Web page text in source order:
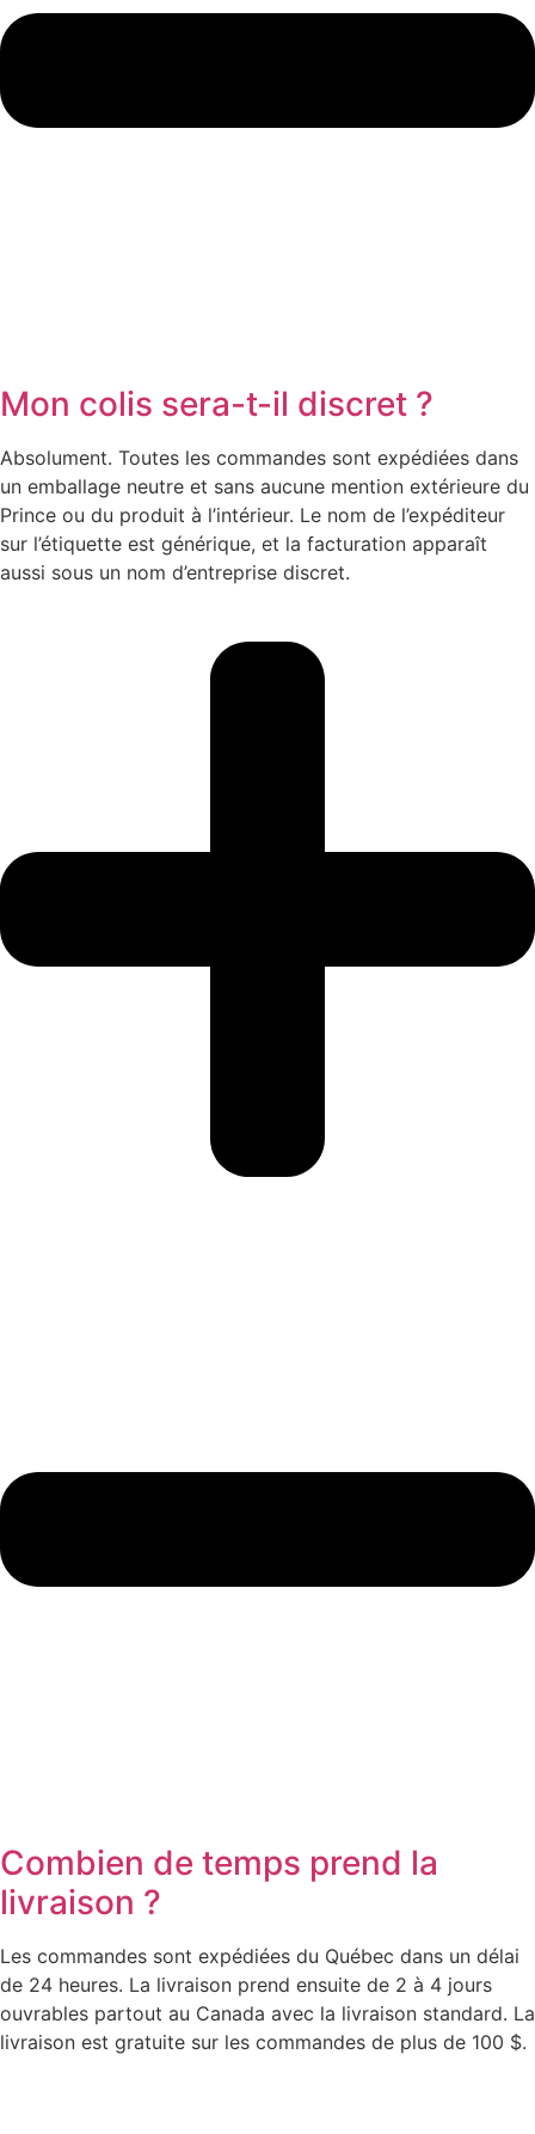
Mon colis sera-t-il discret ?
Absolument. Toutes les commandes sont expédiées dans
un emballage neutre et sans aucune mention extérieure du
Prince ou du produit à l’intérieur. Le nom de l’expéditeur
sur l’étiquette est générique, et la facturation apparaît
aussi sous un nom d’entreprise discret.
Combien de temps prend la
livraison ?
Les commandes sont expédiées du Québec dans un délai
de 24 heures. La livraison prend ensuite de 2 à 4 jours
ouvrables partout au Canada avec la livraison standard. La
livraison est gratuite sur les commandes de plus de 100 $.